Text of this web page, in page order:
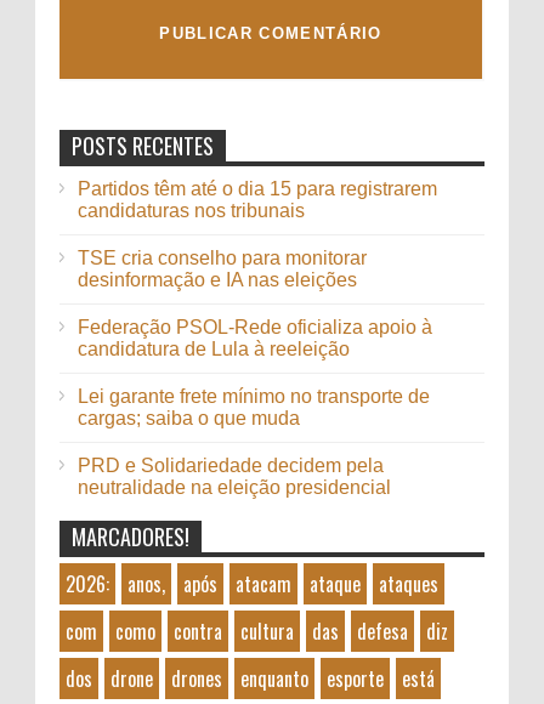
POSTS RECENTES
Partidos têm até o dia 15 para registrarem
candidaturas nos tribunais
TSE cria conselho para monitorar
desinformação e IA nas eleições
Federação PSOL-Rede oficializa apoio à
candidatura de Lula à reeleição
Lei garante frete mínimo no transporte de
cargas; saiba o que muda
PRD e Solidariedade decidem pela
neutralidade na eleição presidencial
MARCADORES!
2026: anos, após atacam ataque
ataques
com
como contra cultura das defesa
diz
dos
drone drones enquanto esporte
está